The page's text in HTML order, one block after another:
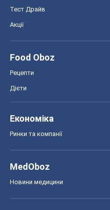
Тест Драйв
Акції
Food Oboz
Рецепти
Дієти
Економіка
Ринки та компанії
MedOboz
Новини медицини